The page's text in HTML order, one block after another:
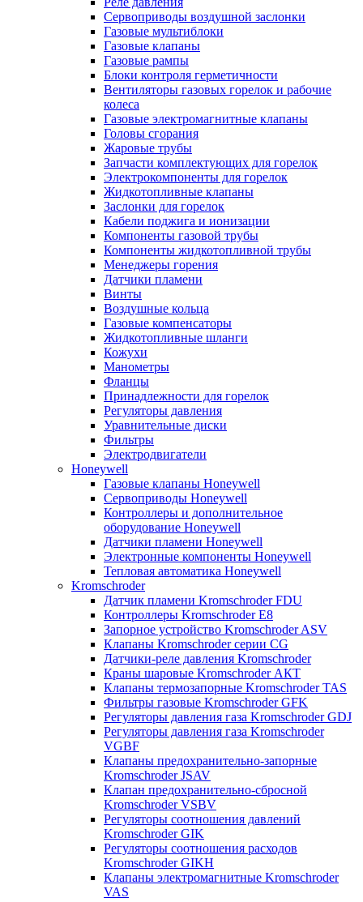
Сервоприводы воздушной заслонки
Газовые мультиблоки
Газовые клапаны
Газовые рампы
Блоки контроля герметичности
Вентиляторы газовых горелок и рабочие
колеса
Газовые электромагнитные клапаны
Головы сгорания
Жаровые трубы
Запчасти комплектующих для горелок
Электрокомпоненты для горелок
Жидкотопливные клапаны
Заслонки для горелок
Кабели поджига и ионизации
Компоненты газовой трубы
Компоненты жидкотопливной трубы
Менеджеры горения
Датчики пламени
Винты
Воздушные кольца
Газовые компенсаторы
Жидкотопливные шланги
Кожухи
Манометры
Фланцы
Принадлежности для горелок
Регуляторы давления
Уравнительные диски
Фильтры
Электродвигатели
Honeywell
Газовые клапаны Honeywell
Сервоприводы Honeywell
Контроллеры и дополнительное
оборудование Honeywell
Датчики пламени Honeywell
Электронные компоненты Honeywell
Тепловая автоматика Honeywell
Kromschroder
Датчик пламени Kromschroder FDU
Контроллеры Kromschroder E8
Запорное устройство Kromschroder ASV
Клапаны Kromschroder серии CG
Датчики-реле давления Kromschroder
Краны шаровые Kromschroder АКТ
Клапаны термозапорные Kromschroder TAS
Фильтры газовые Kromschroder GFK
Регуляторы давления газа Kromschroder GDJ
Регуляторы давления газа Kromschroder
VGBF
Клапаны предохранительно-запорные
Kromschroder JSAV
Клапан предохранительно-сбросной
Kromschroder VSBV
Регуляторы соотношения давлений
Kromschroder GIK
Регуляторы соотношения расходов
Kromschroder GIKH
Клапаны электромагнитные Kromschroder
VAS